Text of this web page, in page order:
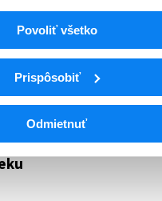
Povoliť všetko
Prispôsobiť
Odmietnuť
PROTI AKNÉ
PROTI AKNÉ NA LOKÁLNE
na lokálne použitie na
kombinácie